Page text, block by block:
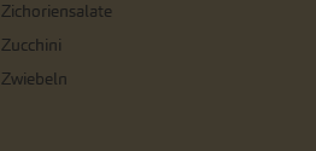
Zichoriensalate
Zucchini
Zwiebeln